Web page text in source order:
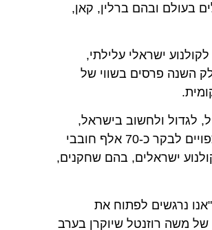
ובהם ברלין, קאן,
ישראלי עלילתי,
השנה פרסים בשווי של
ולחשוב בישראל,
נהנה ממעמד יוקרתי גם בזירה הבינלאומית והתבסס כאחד מפסטיבלי הקולנוע המובילים בעולם. בפסטיבל צפויים לבקר כ-70 אלף חובבי
ישראלים, בהם שחקנים,
נרגשים לפתוח את
החדש והמצופה של משה רוזנטל שיוקרן בערב